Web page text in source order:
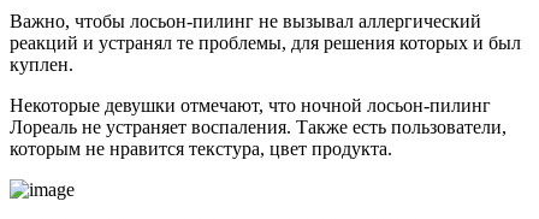
Важно, чтобы лосьон-пилинг не вызывал аллергический
реакций и устранял те проблемы, для решения которых и был
куплен.
Некоторые девушки отмечают, что ночной лосьон-пилинг
Лореаль не устраняет воспаления. Также есть пользователи,
которым не нравится текстура, цвет продукта.